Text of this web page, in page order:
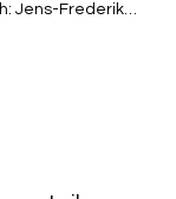
Jens-Frederik…